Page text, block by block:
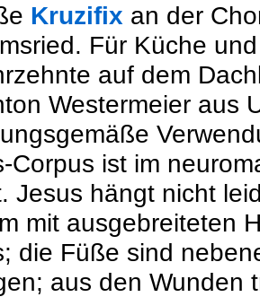
Kruzifix an der
Für Küche
auf dem
Westermeier aus
Corpus ist im
Jesus hängt nicht
mit ausgebreiteten
die Füße sind
aus den Wunden